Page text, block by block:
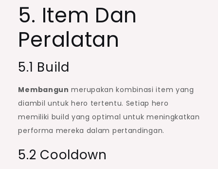
5. Item Dan
Peralatan
5.1 Build
Membangun merupakan kombinasi item yang
diambil untuk hero tertentu. Setiap hero
memiliki build yang optimal untuk meningkatkan
performa mereka dalam pertandingan.
5.2 Cooldown